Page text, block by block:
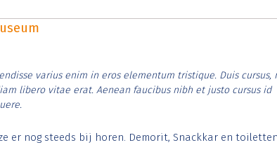
varius enim in eros elementum tristique. Duis cursus,
libero vitae erat. Aenean faucibus nibh et justo cursus id
er nog steeds bij horen. Demorit, Snackkar en